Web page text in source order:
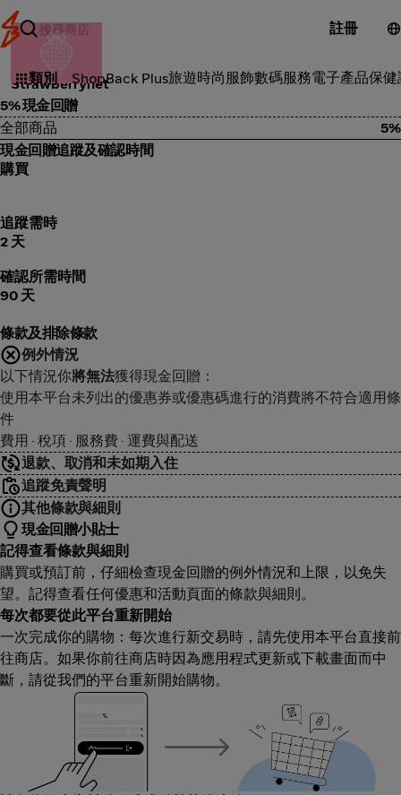
註冊
類別 ShopBack Plus旅遊時尚服飾數碼服務電子產品保健
化妝品
Strawberrynet
5% 現金回贈
全部商品
5%
現金回贈追蹤及確認時間
購買
追蹤需時
2 天
確認所需時間
90 天
條款及排除條款
例外情況
以下情況你將無法獲得現金回贈：
使用本平台未列出的優惠券或優惠碼進行的消費將不符合適用條
件
費用 · 稅項 · 服務費 · 運費與配送
退款、取消和未如期入住
追蹤免責聲明
其他條款與細則
現金回贈小貼士
記得查看條款與細則
購買或預訂前，仔細檢查現金回贈的例外情況和上限，以免失
望。記得查看任何優惠和活動頁面的條款與細則。
每次都要從此平台重新開始
一次完成你的購物：每次進行新交易時，請先使用本平台直接前
往商店。如果你前往商店時因為應用程式更新或下載畫面而中
斷，請從我們的平台重新開始購物。